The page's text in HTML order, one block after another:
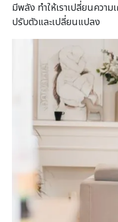
มีพลัง ทำให้เราเปลี่ยนควา
ปรับตัวและเปลี่ยนแปลง